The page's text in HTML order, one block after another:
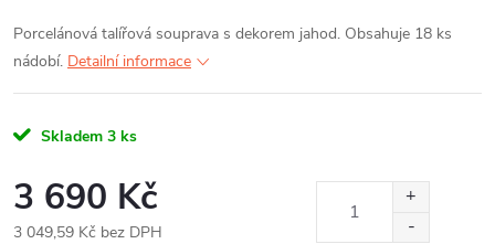
Porcelánová talířová souprava s dekorem jahod. Obsahuje 18 ks
nádobí. Detailní informace
Skladem 3 ks
3 690 Kč
3 049,59 Kč bez DPH